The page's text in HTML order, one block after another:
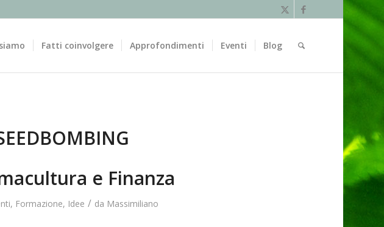
Fatti coinvolgere Approfondimenti Eventi Blog
e Finanza
, Formazione, Idee / da Massimiliano